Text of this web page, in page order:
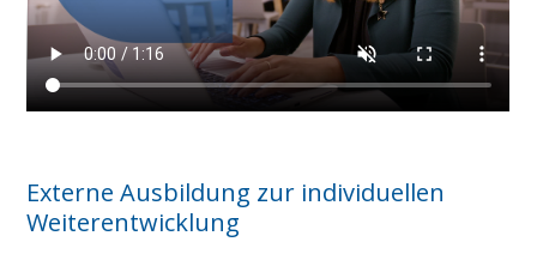
Externe Ausbildung zur individuellen
Weiterentwicklung